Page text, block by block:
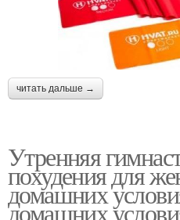
читать дальше →
Утренняя
похудения для
домашних
домашних